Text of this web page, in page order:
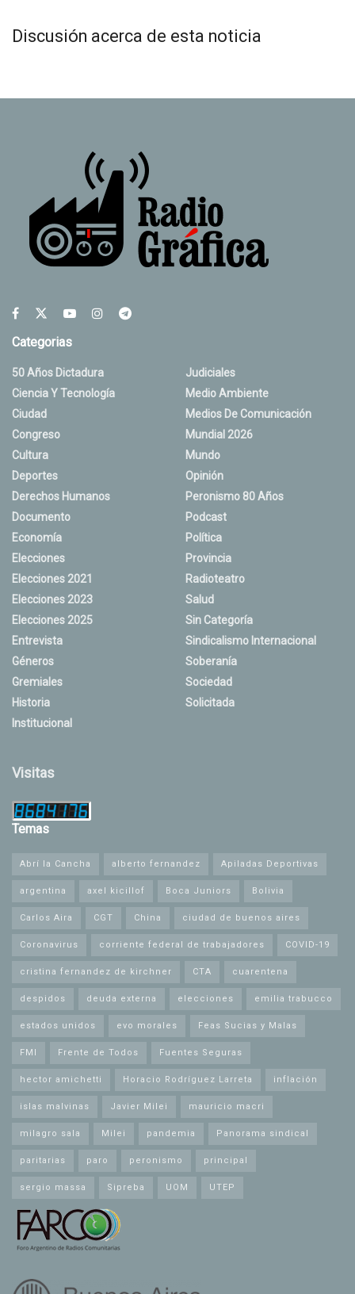
Discusión acerca de esta noticia
Categorias
50 Años Dictadura
Ciencia Y Tecnología
Ciudad
Congreso
Cultura
Deportes
Derechos Humanos
Documento
Economía
Elecciones
Elecciones 2021
Elecciones 2023
Elecciones 2025
Entrevista
Géneros
Gremiales
Historia
Institucional
Judiciales
Medio Ambiente
Medios De Comunicación
Mundial 2026
Mundo
Opinión
Peronismo 80 Años
Podcast
Política
Provincia
Radioteatro
Salud
Sin Categoría
Sindicalismo Internacional
Soberanía
Sociedad
Solicitada
Visitas
Temas
Abrí la Cancha alberto fernandez Apiladas Deportivas
argentina axel kicillof Boca Juniors Bolivia
Carlos Aira CGT China ciudad de buenos aires
Coronavirus corriente federal de trabajadores COVID-19
cristina fernandez de kirchner CTA cuarentena
despidos deuda externa elecciones emilia trabucco
estados unidos evo morales Feas Sucias y Malas
FMI Frente de Todos Fuentes Seguras
hector amichetti Horacio Rodríguez Larreta inflación
islas malvinas Javier Milei mauricio macri
milagro sala Milei pandemia Panorama sindical
paritarias paro peronismo principal
sergio massa Sipreba UOM UTEP